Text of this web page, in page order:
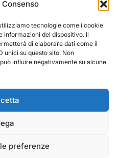
tecnologie come i cookie
informazioni del dispositivo. Il
di elaborare dati come il
unici su questo sito. Non
influire negativamente su alcune
preferenze
Climbing Festival. All